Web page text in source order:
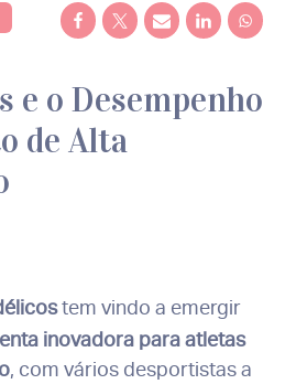
e o Desempenho
de Alta
tem vindo a emergir
inovadora para atletas
, com vários desportistas a